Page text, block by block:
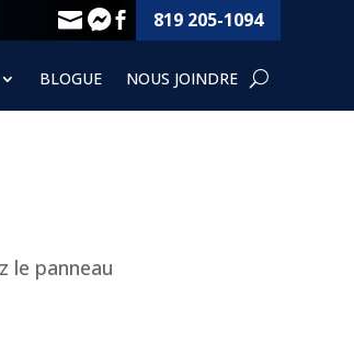
819 205-1094



BLOGUE NOUS JOINDRE
le panneau